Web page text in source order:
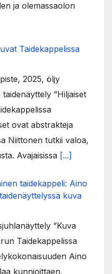
ja olemassaolon
Taidekappelissa
2025, öljy
”Hiljaiset
ovat abstrakteja
Niittonen tutkii valoa,
Avajaisissa [...]
taidekappeli: Aino
kuva
”Kuva
Taidekappelissa
Aino
kunnioittaen,